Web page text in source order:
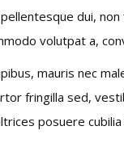
dui,
volutpat a,
mauris nec
fringilla sed,
posuere